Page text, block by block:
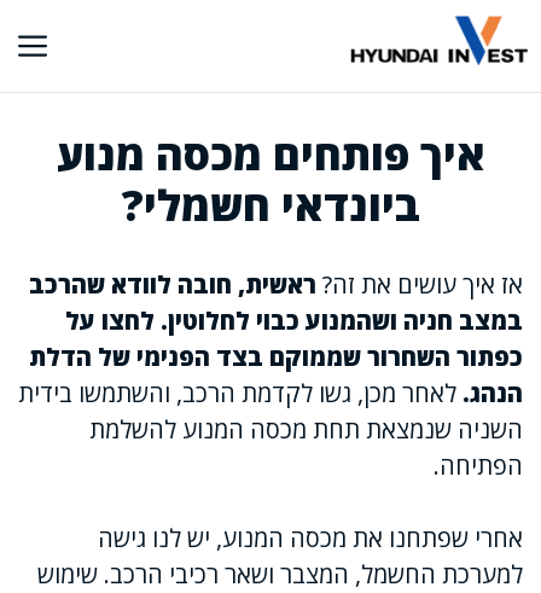
לדלג
לתוכן
איך פותחים מכסה מנוע
ביונדאי חשמלי?
אז איך עושים את זה? ראשית, חובה לוודא שהרכב
במצב חניה ושהמנוע כבוי לחלוטין. לחצו על
כפתור השחרור שממוקם בצד הפנימי של הדלת
הנהג. לאחר מכן, גשו לקדמת הרכב, והשתמשו בידית
השניה שנמצאת תחת מכסה המנוע להשלמת
הפתיחה.
אחרי שפתחנו את מכסה המנוע, יש לנו גישה
למערכת החשמל, המצבר ושאר רכיבי הרכב. שימוש